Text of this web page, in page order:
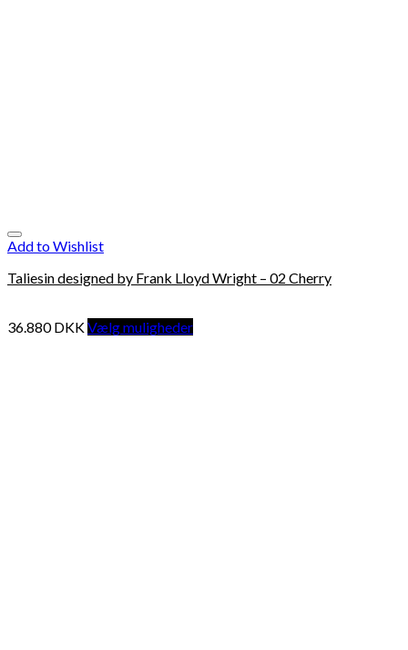
Add to Wishlist
Taliesin designed by Frank Lloyd Wright – 02 Cherry
36.880DKKVælg muligheder